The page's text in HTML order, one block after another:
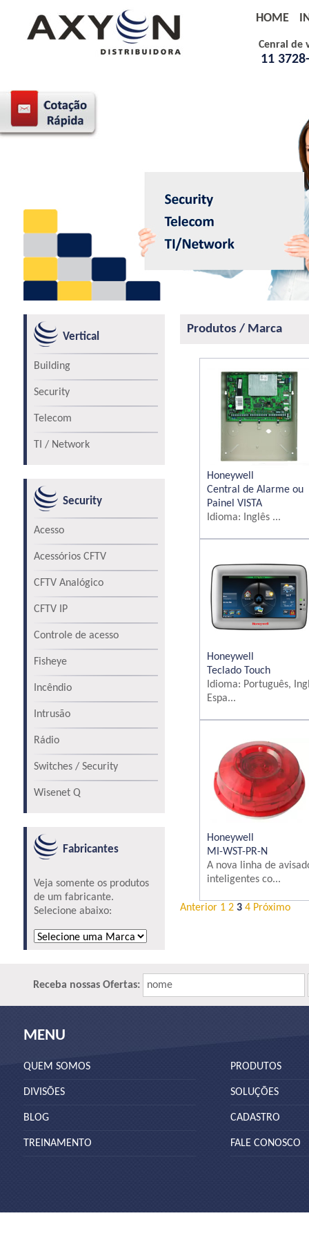
Cenral de
11
HOME
Vertical
Building
Security
Telecom
TI / Network
Security
Acesso
Acessórios CFTV
CFTV Analógico
CFTV IP
Controle de acesso
Fisheye
Incêndio
Intrusão
Rádio
Switches / Security
Wisenet Q
Fabricantes
Veja somente os produtos
de um fabricante.
Selecione abaixo:
Produtos / Marca
Honeywell
Central de Alarme ou
Painel VISTA
Idioma: Inglês ...
Honeywell
Teclado Touch
Idioma: Português,
Espa...
Honeywell
MI-WST-PR-N
A nova linha de
inteligentes co...
Anterior 1 2 3 4 Próximo
Receba nossas Ofertas: nome
MENU
QUEM SOMOS
DIVISÕES
BLOG
TREINAMENTO
PRODUTOS
SOLUÇÕES
CADASTRO
FALE CONOSCO